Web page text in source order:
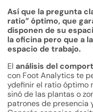
Así que la pregunta
ratio” óptimo, que
disponen de su
la oficina pero que a
espacio de trabajo.
El análisis del
con Foot Analytics te
ydefinir el ratio óptimo
sinó de las plantas o
patrones de presencia